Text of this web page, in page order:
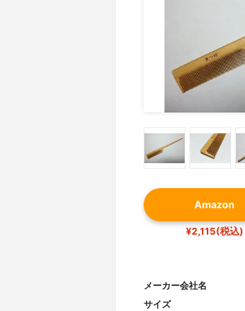
Amazon
¥2,115(税込)
メーカー会社名
サイズ